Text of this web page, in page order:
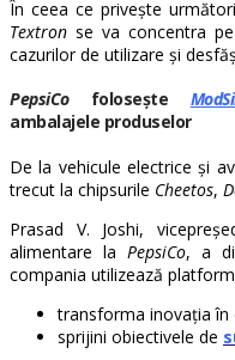
În ceea ce privește
Textron se va concentra
cazurilor de utilizare și
PepsiCofolosește
ambalajele produselor
De la vehicule electrice și
trecut la chipsurile Cheetos,
Prasad V. Joshi,
alimentare laPepsiCo, a
compania utilizează
transforma inovația
sprijini obiectivele de